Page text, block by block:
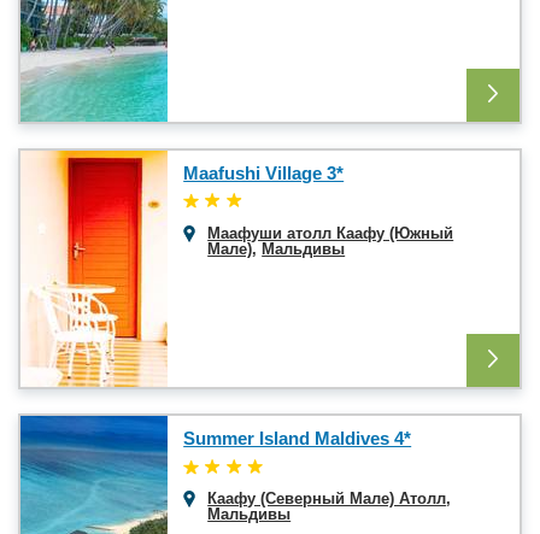
Maafushi Village 3*
Маафуши атолл Каафу (Южный
Мале), Мальдивы
Summer Island Maldives 4*
Каафу (Северный Мале) Атолл,
Мальдивы